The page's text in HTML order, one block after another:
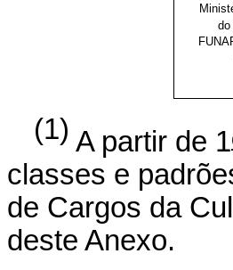
do
(1) A partir de 1
classes e
de Cargos da
deste Anexo.